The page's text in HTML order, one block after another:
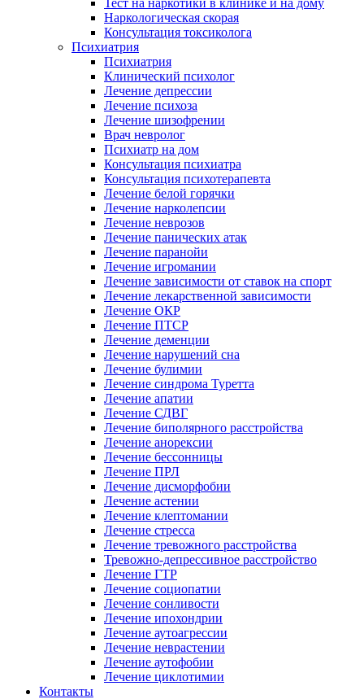
Тест на наркотики в клинике и на дому
Наркологическая скорая
Консультация токсиколога
Психиатрия
Психиатрия
Клинический психолог
Лечение депрессии
Лечение психоза
Лечение шизофрении
Врач невролог
Психиатр на дом
Консультация психиатра
Консультация психотерапевта
Лечение белой горячки
Лечение нарколепсии
Лечение неврозов
Лечение панических атак
Лечение паранойи
Лечение игромании
Лечение зависимости от ставок на спорт
Лечение лекарственной зависимости
Лечение ОКР
Лечение ПТСР
Лечение деменции
Лечение нарушений сна
Лечение булимии
Лечение синдрома Туретта
Лечение апатии
Лечение СДВГ
Лечение биполярного расстройства
Лечение анорексии
Лечение бессонницы
Лечение ПРЛ
Лечение дисморфобии
Лечение астении
Лечение клептомании
Лечение стресса
Лечение тревожного расстройства
Тревожно-депрессивное расстройство
Лечение ГТР
Лечение социопатии
Лечение сонливости
Лечение ипохондрии
Лечение аутоагрессии
Лечение неврастении
Лечение аутофобии
Лечение циклотимии
Контакты